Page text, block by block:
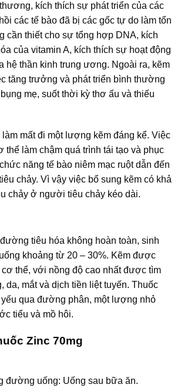
kích thích sự phát triển của các
các tế bào đã bị các gốc tự do làm tổn
cần thiết cho sự tổng hợp DNA, kích
của vitamin A, kích thích sự hoạt động
hệ thần kinh trung ương. Ngoài ra, kẽm
tăng trưởng và phát triển bình thường
mẹ, suốt thời kỳ thơ ấu và thiếu
mất đi một lượng kẽm đáng kể. Việc
thể làm chậm quá trình tái tạo và phục
năng tế bào niêm mạc ruột dẫn đến
chảy. Vì vậy việc bổ sung kẽm có khả
chảy ở người tiêu chảy kéo dài.
tiêu hóa không hoàn toàn, sinh
khoảng từ 20 – 30%. Kẽm được
cơ thể, với nồng độ cao nhất được tìm
da, mắt và dịch tiền liệt tuyến. Thuốc
qua đường phân, một lượng nhỏ
tiểu và mồ hôi.
Zinc 70mg
đường uống: Uống sau bữa ăn.